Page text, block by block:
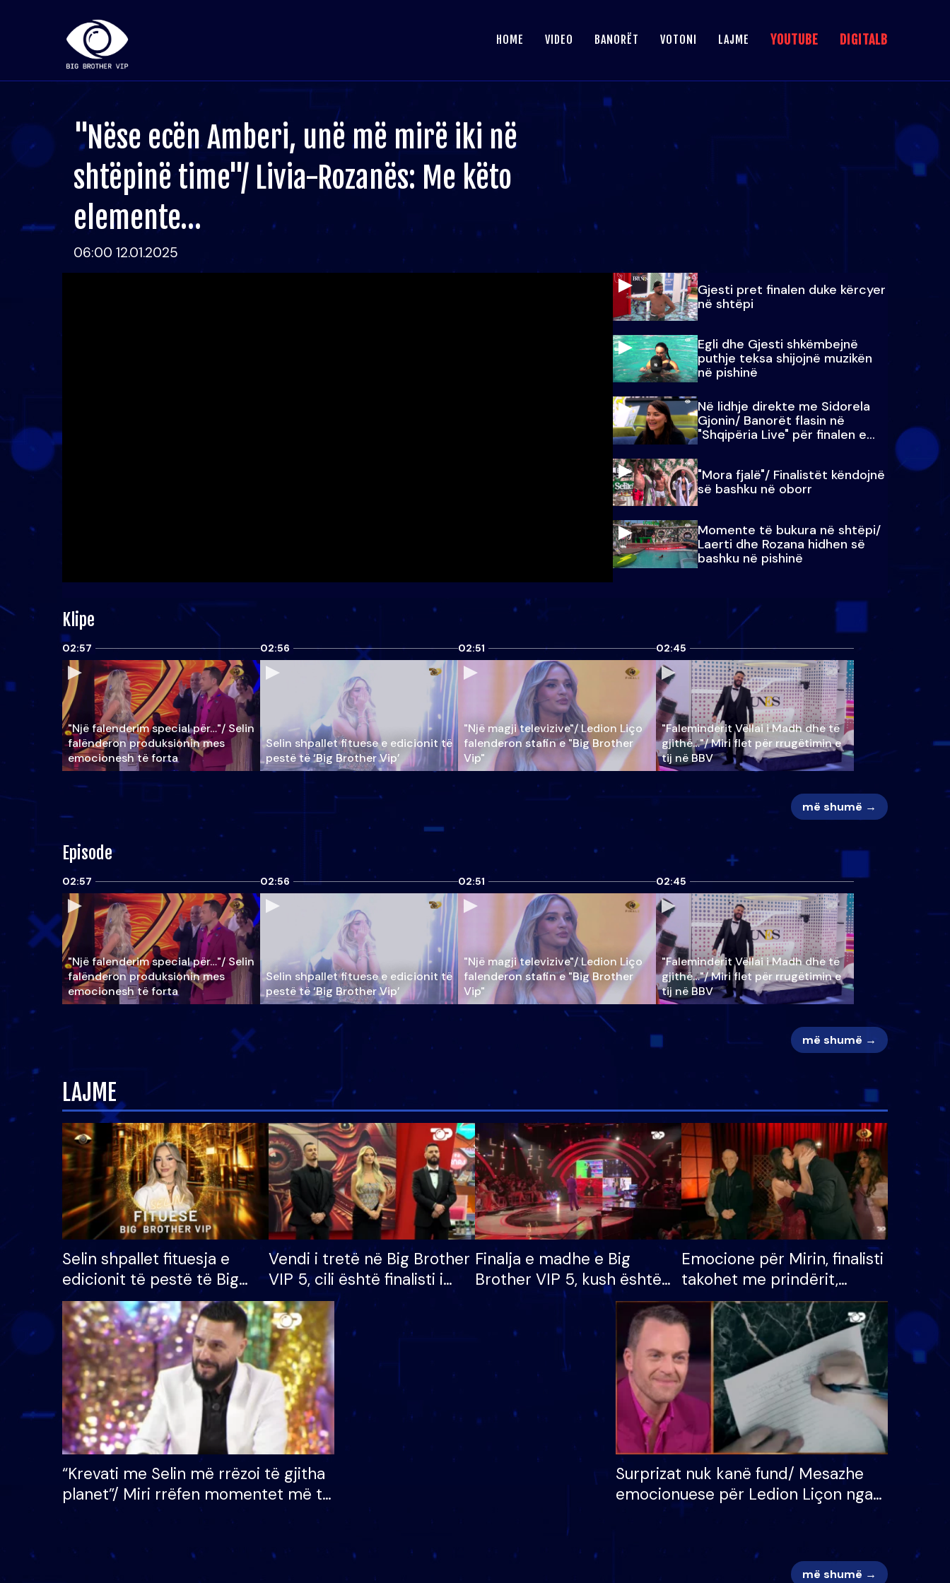
HOME VIDEO BANORËT VOTONI LAJME YOUTUBE DIGITALB
"Nëse ecën Amberi, unë më mirë iki në
shtëpinë time"/ Livia-Rozanës: Me këto
elemente…
06:00 12.01.2025
Gjesti pret finalen duke kërcyer
në shtëpi
Egli dhe Gjesti shkëmbejnë
puthje teksa shijojnë muzikën
në pishinë
Në lidhje direkte me Sidorela
Gjonin/ Banorët flasin në
"Shqipëria Live" për finalen e
madhe
"Mora fjalë"/ Finalistët këndojnë
së bashku në oborr
Momente të bukura në shtëpi/
Laerti dhe Rozana hidhen së
bashku në pishinë
Klipe
02:57
"Një falenderim special për…"/ Selin
falënderon produksionin mes
emocionesh të forta
02:56
Selin shpallet fituese e edicionit të
pestë të ‘Big Brother Vip’
02:51
"Një magji televizive"/ Ledion Liço
falenderon stafin e "Big Brother
Vip"
02:45
"Faleminderit Vëllai i Madh dhe të
gjithë…"/ Miri flet për rrugëtimin e
tij në BBV
më shumë →
Episode
02:57
"Një falenderim special për…"/ Selin
falënderon produksionin mes
emocionesh të forta
02:56
Selin shpallet fituese e edicionit të
pestë të ‘Big Brother Vip’
02:51
"Një magji televizive"/ Ledion Liço
falenderon stafin e "Big Brother
Vip"
02:45
"Faleminderit Vëllai i Madh dhe të
gjithë…"/ Miri flet për rrugëtimin e
tij në BBV
më shumë →
LAJME
Selin shpallet fituesja e
edicionit të pestë të Big
Brother VIP, rrëmben
çmimin e madh prej 100
mijë eurosh
Vendi i tretë në Big Brother
VIP 5, cili është finalisti i
radhës që lë shtëpinë
Finalja e madhe e Big
Brother VIP 5, kush është
banori i parë që lë shtëpinë
dhe humb mundësinë për
të fituar çmimin e madh
Emocione për Mirin, finalisti
takohet me prindërit,
vajzën dhe bashkëshorten:
S’kemi ndonjë letër divorci
apo jo?
“Krevati me Selin më rrëzoi të gjitha
planet”/ Miri rrëfen momentet më të
bukura në shtëpinë e BB VIP: Do më
Surprizat nuk kanë fund/ Mesazhe
emocionuese për Ledion Liçon nga
nëna dhe fëmijët e tij, moderatori
më shumë →